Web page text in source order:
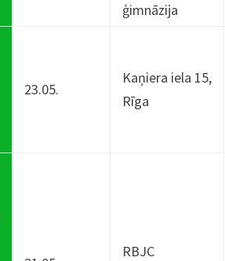
ģimnāzija
23.05.
Kaņiera iela 15,
Rīga
RBJC